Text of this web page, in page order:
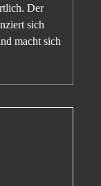
Der
sich
macht sich